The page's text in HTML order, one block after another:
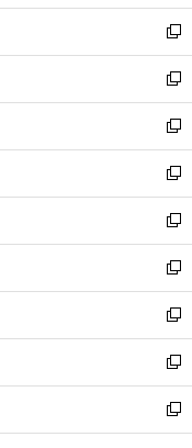
ウ
ィ
ン
ド
ウ
で
開
く
し
い
ウ
ィ
ン
ド
ウ
で
開
く
新
し
い
ウ
ィ
ン
ド
ウ
で
開
く
新
し
い
ウ
ィ
ン
ド
ウ
で
開
く
新
し
い
ウ
ィ
ン
ド
ウ
で
開
く
新
し
い
ウ
ィ
ン
ド
ウ
で
開
く
新
し
い
ウ
ィ
ン
ド
ウ
で
開
新
し
い
ウ
ィ
ン
ド
ウ
新
し
い
ウ
ィ
ン
新
し
い
ウ
新
し